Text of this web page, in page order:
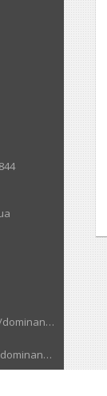
https://www.instagram.com/dominant_cnc
https://www.facebook.com/dominantcnc